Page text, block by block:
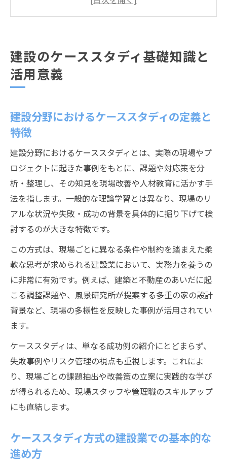
建設におけるケーススタディ活用の具体的
な効果
ケーススタディ方式が建設現場にもたらす効果
由
建設工程でのケーススタディ活用による改
善事例
ケーススタディが建設現場の安全性向上に
役立つ場面
ィの力
建設業の教育現場でケーススタディが活き
る理由
業務改善へ導く建設の事例分析手順を解説
建設の事例分析における課題抽出の具体的
ポイント
ケーススタディを使った建設業務の比較と
評価方法
め方
建設のケーススタディ基礎知識と
活用意義
建設分野におけるケーススタディの定義と
特徴
建設分野におけるケーススタディとは、実際の現場やプ
ロジェクトに起きた事例をもとに、課題や対応策を分
析・整理し、その知見を現場改善や人材教育に活かす手
法を指します。一般的な理論学習とは異なり、現場のリ
アルな状況や失敗・成功の背景を具体的に掘り下げて検
討するのが大きな特徴です。
この方式は、現場ごとに異なる条件や制約を踏まえた柔
軟な思考が求められる建設業において、実務力を養うの
に非常に有効です。例えば、建築と不動産のあいだに起
こる調整課題や、風景研究所が提案する多重の家の設計
背景など、現場の多様性を反映した事例が活用されてい
ます。
ケーススタディは、単なる成功例の紹介にとどまらず、
失敗事例やリスク管理の視点も重視します。これによ
り、現場ごとの課題抽出や改善策の立案に実践的な学び
が得られるため、現場スタッフや管理職のスキルアップ
にも直結します。
ケーススタディ方式の建設業での基本的な
進め方